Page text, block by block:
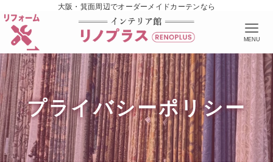
大阪・箕面周辺でオーダーメイドカーテンなら
MENU
プライバシーポリシー